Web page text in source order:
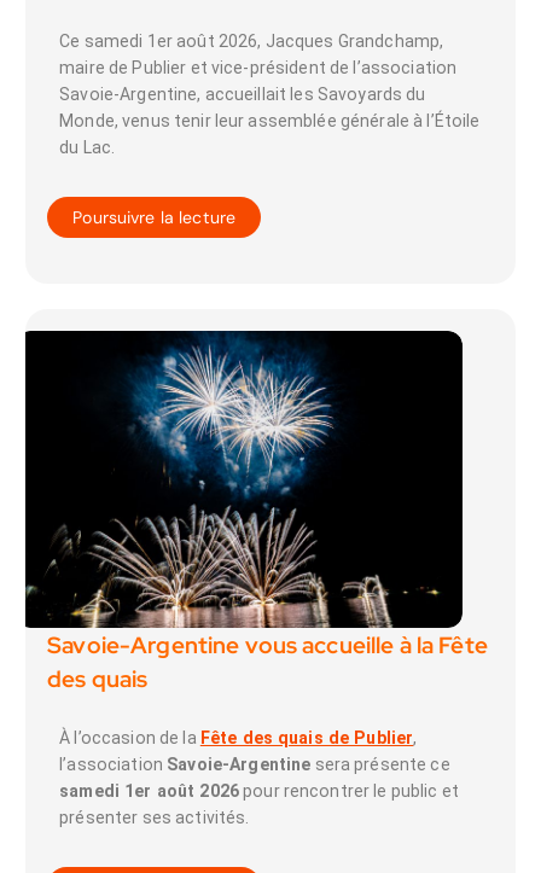
Ce samedi 1er août 2026, Jacques Grandchamp,
maire de Publier et vice-président de l’association
Savoie-Argentine, accueillait les Savoyards du
Monde, venus tenir leur assemblée générale à l’Étoile
du Lac.
Poursuivre la lecture
Savoie-Argentine vous accueille à la Fête
des quais
À l’occasion de la Fête des quais de Publier,
l’association Savoie-Argentine sera présente ce
samedi 1er août 2026pour rencontrer le public et
présenter ses activités.